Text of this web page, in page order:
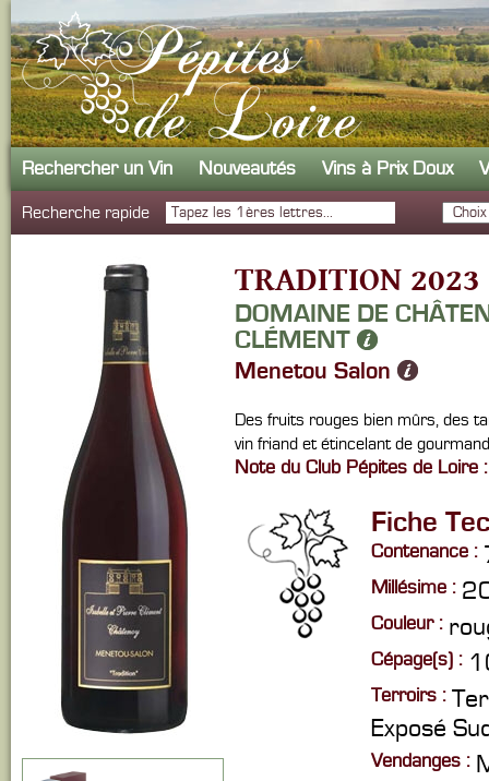
Rechercher un Vin Nouveautés Vins à Prix Doux
Recherche rapide
TRADITION 2023
DOMAINE DE
CLÉMENT
Menetou Salon
Des fruits rouges bien mûrs, des
vin friand et étincelant de
Note du Club Pépites de Loire :
Fiche
Contenance :
Millésime :
Couleur :
Cépage(s) :
Terroirs :
Exposé
Vendanges :